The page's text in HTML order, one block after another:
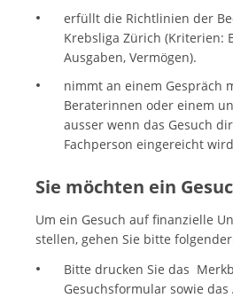
erfüllt die Richtlinien der
Krebsliga Zürich (Kriterien:
Ausgaben, Vermögen).
nimmt an einem Gespräch
Beraterinnen oder einem
ausser wenn das Gesuch
Fachperson eingereicht
Sie möchten ein
Um ein Gesuch auf finanzielle
stellen, gehen Sie bitte
Bitte drucken Sie das
Gesuchsformular sowie